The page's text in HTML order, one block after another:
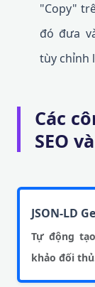
"Copy"
đó đưa
tùy chỉnh
Các
SEO
JSON-LD
Tự động
khảo đối